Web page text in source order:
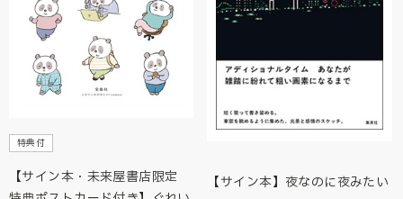
特典付
【サイン本・未来屋書店限定
【サイン本】夜なのに夜みたい